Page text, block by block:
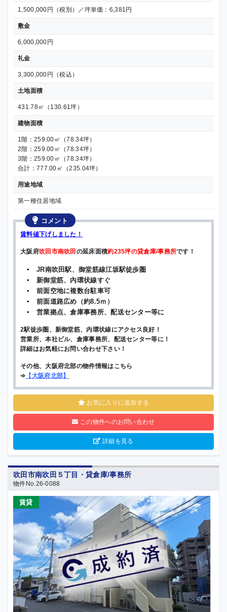
1,500,000円（税別）／坪単価：6,381円
敷金
6,000,000円
礼金
3,300,000円（税込）
土地面積
431.78㎡（130.61坪）
建物面積
1階：259.00㎡（78.34坪）
2階：259.00㎡（78.34坪）
3階：259.00㎡（78.34坪）
合計：777.00㎡（235.04坪）
用途地域
第一種住居地域
コメント
賃料値下げしました！
大阪府吹田市南吹田の延床面積約235坪の貸倉庫/事務所です！
▪ JR南吹田駅、御堂筋線江坂駅徒歩圏
▪ 新御堂筋、内環状線すぐ
▪ 前面空地に複数台駐車可
▪ 前面道路広め（約8.5ｍ）
▪ 営業拠点、倉庫事務所、配送センター等に
2駅徒歩圏、新御堂筋、内環状線にアクセス良好！
営業所、本社ビル、倉庫事務所、配送センター等に！
詳細はお気軽にお問い合わせ下さい！
その他、大阪府北部の物件情報はこちら
➾ 【大阪府北部】
お気に入りに追加する
この物件へのお問い合わせ
詳細を見る
吹田市南吹田５丁目・貸倉庫/事務所
物件No.26-0088
賃貸